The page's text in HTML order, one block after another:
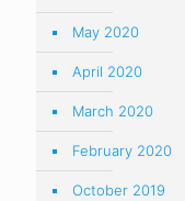
May 2020
April 2020
March 2020
February 2020
October 2019